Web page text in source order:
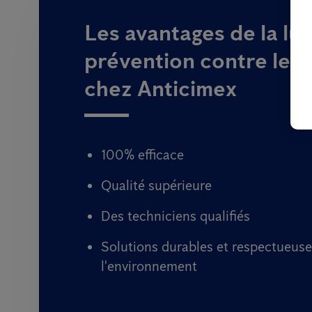
Les avantages de la
prévention contre les
chez Anticimex
100% efficace
Qualité supérieure
Des techniciens qualifiés
Solutions durables et
l'environnement